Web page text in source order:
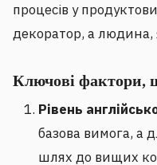
процесів у
декоратор, а
Ключові фактори,
Рівень
базова вимога, а
шлях до вищих